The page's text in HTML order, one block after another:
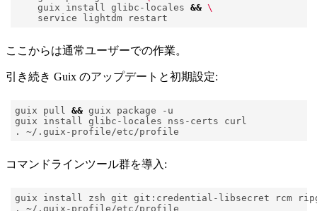
    guix install glibc-locales
&&
ここからは通常ユーザーでの作業。
引き続き Guix のアップデートと初期設定:
guix pull &&
コマンドラインツール群を導入: